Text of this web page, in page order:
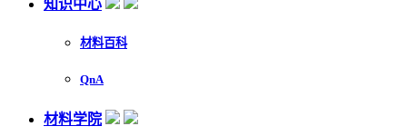
知识中心
材料百科
QnA
材料学院